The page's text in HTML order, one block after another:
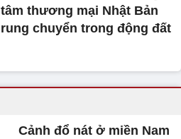
tâm thương mại Nhật Bản
rung chuyển trong động đất
Cảnh đổ nát ở miền Nam